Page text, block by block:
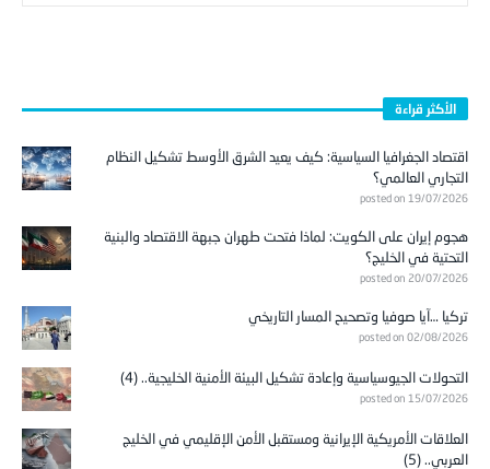
الأكثر قراءة
اقتصاد الجغرافيا السياسية: كيف يعيد الشرق الأوسط تشكيل النظام
التجاري العالمي؟
posted on 19/07/2026
هجوم إيران على الكويت: لماذا فتحت طهران جبهة الاقتصاد والبنية
التحتية في الخليج؟
posted on 20/07/2026
تركيا …آيا صوفيا وتصحيح المسار التاريخي
posted on 02/08/2026
التحولات الجيوسياسية وإعادة تشكيل البيئة الأمنية الخليجية.. (4)
posted on 15/07/2026
العلاقات الأمريكية الإيرانية ومستقبل الأمن الإقليمي في الخليج
العربي.. (5)